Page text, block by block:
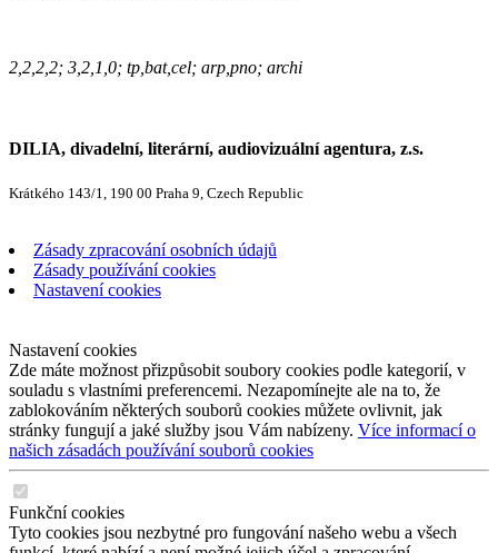
2,2,2,2; 3,2,1,0; tp,bat,cel; arp,pno; archi
DILIA, divadelní, literární, audiovizuální agentura, z.s.
Krátkého 143/1, 190 00 Praha 9, Czech Republic
Zásady zpracování osobních údajů
Zásady používání cookies
Nastavení cookies
Nastavení cookies
Zde máte možnost přizpůsobit soubory cookies podle kategorií, v
souladu s vlastními preferencemi. Nezapomínejte ale na to, že
zablokováním některých souborů cookies můžete ovlivnit, jak
stránky fungují a jaké služby jsou Vám nabízeny. Více informací o
našich zásadách používání souborů cookies
Funkční cookies
Tyto cookies jsou nezbytné pro fungování našeho webu a všech